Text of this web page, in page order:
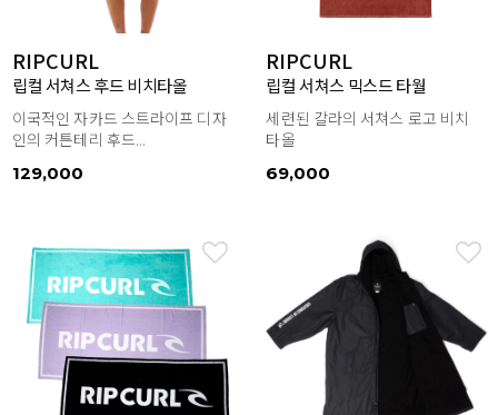
RIPCURL
립컬 서쳐스 후드 비치타올
이국적인 자카드 스트라이프 디자
인의 커튼테리 후드...
129,000
RIPCURL
립컬 서쳐스 믹스드 타월
세련된 칼라의 서쳐스 로고 비치
타올
69,000